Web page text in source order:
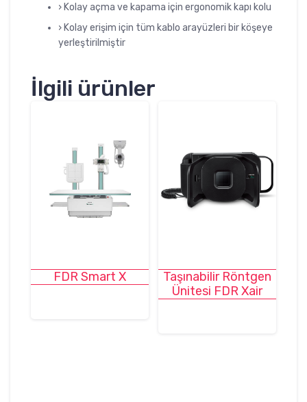
› Kolay açma ve kapama için ergonomik kapı kolu
› Kolay erişim için tüm kablo arayüzleri bir köşeye
yerleştirilmiştir
İlgili ürünler
FDR Smart X
Taşınabilir Röntgen
Ünitesi FDR Xair